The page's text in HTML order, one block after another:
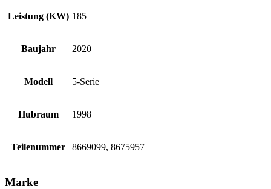
Leistung (KW) 185
Baujahr 2020
Modell 5-Serie
Hubraum 1998
Teilenummer 8669099, 8675957
Marke